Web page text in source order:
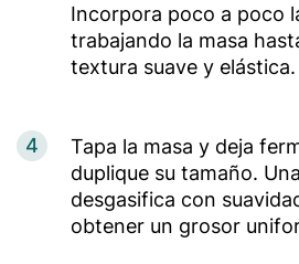
Incorpora poco a poco
trabajando la masa
textura suave y elástica.
4
Tapa la masa y deja
duplique su tamaño.
desgasifica con
obtener un grosor